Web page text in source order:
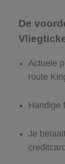
De
Actuele
route
Handige
Je